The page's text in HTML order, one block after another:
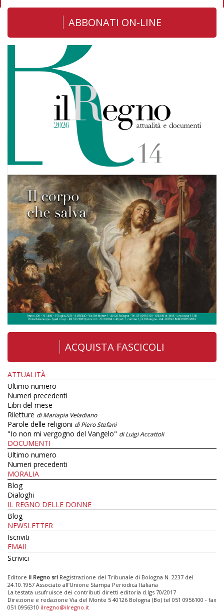
ABBONATI ON-LINE
ACQUISTA FASCICOLI
ATTUALITÀ
Ultimo numero
Numeri precedenti
Libri del mese
Riletture di Mariapia Veladiano
Parole delle religioni di Piero Stefani
"Io non mi vergogno del Vangelo" di Luigi Accattoli
DOCUMENTI
Ultimo numero
Numeri precedenti
MORALIA
Blog
Dialoghi
IL REGNO DELLE DONNE
Blog
NEWSLETTER
Iscriviti
EMAIL
Scrivici
Editore Il Regno srl Registrazione del Tribunale di Bologna N. 2237 del
24.10.1957 Associato all’Unione Stampa Periodica Italiana
La testata usufruisce dei contributi diretti editoria d.lgs 70/2017
Direzione e redazione Via del Monte 5 40126 Bologna (Bo) tel 051 0956100 - fax
051 0956310 ilregno@ilregno.it